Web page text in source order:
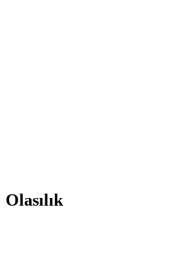
Olasılık